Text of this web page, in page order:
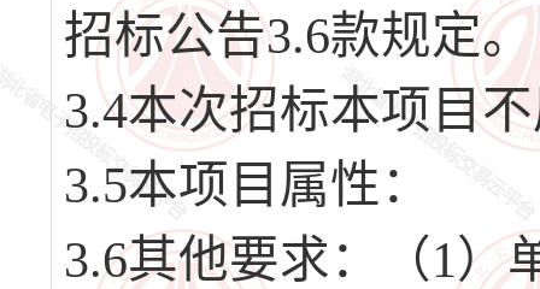
招标公告3.6款规定。
3.4本次招标本项目
3.5本项目属性：
3.6其他要求：（1）